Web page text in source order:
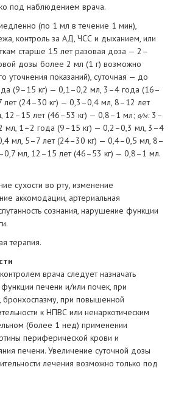
под наблюдением врача.
(по 1 мл в течение 1 мин),
контроль за АД, ЧСС и дыханием, или
старше 15 лет разовая доза — 2–
дозы более 2 мл (1 г) возможно
уточнения показаний), суточная — до
(9–15 кг) — 0,1–0,2 мл, 3–4 года (16–
(24–30 кг) — 0,3–0,4 мл, 8–12 лет
12–15 лет (46–53 кг) — 0,8–1 мл; в/м:3–
мл, 1–2 года (9–15 кг) — 0,2–0,3 мл, 3–4
мл, 5–7 лет (24–30 кг) — 0,4–0,5 мл, 8–
мл, 12–15 лет (46–53 кг) — 0,8–1 мл.
сухости во рту, изменение
аккомодации, артериальная
сознания, нарушение функции
терапия.
врача следует назначать
печени и/или почек, при
бронхоспазму, при повышенной
к НПВС или ненаркотическим
(более 1 нед) применении
периферической крови и
печени. Увеличение суточной дозы
лечения возможно только под